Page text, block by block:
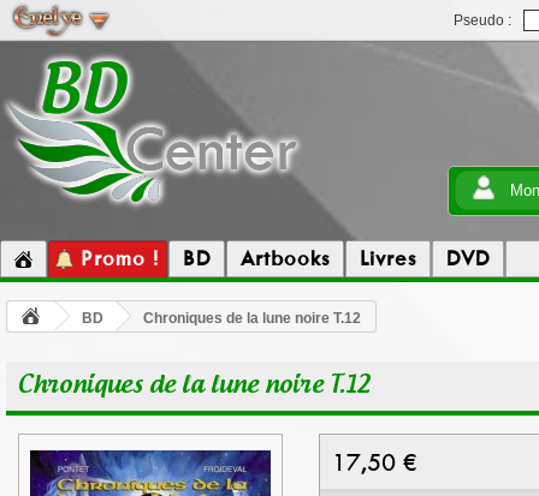
Pseudo :
Promo ! BD Artbooks Livres DVD
BD Chroniques de la lune noire T.12
Chroniques de la lune noire T.12
17,50 €